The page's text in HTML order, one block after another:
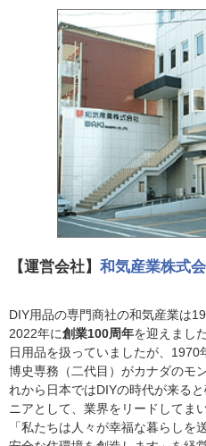
【運営会社】 和気産業株式
DIY用品の専門商社の和気産業は
2022年に創業100周年を迎えまし
日用品を扱っていましたが、
博史専務（二代目）がカナダのモ
れから日本ではDIYの時代が来る
ニアとして、業界をリードしてま
「私たちは人々が幸福な暮らし